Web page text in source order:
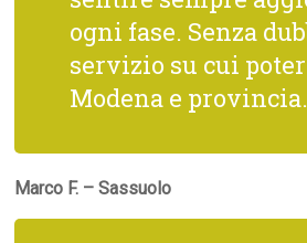
ogni fase. Senza
servizio su cui
Modena e provincia.
Marco F. – Sassuolo